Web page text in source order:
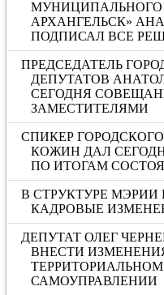
МУНИЦИПАЛЬНОГО
АРХАНГЕЛЬСК»
ПОДПИСАЛ ВСЕ
ПРЕДСЕДАТЕЛЬ
ДЕПУТАТОВ
СЕГОДНЯ
ЗАМЕСТИТЕЛЯМИ
СПИКЕР
КОЖИН ДАЛ
ПО ИТОГАМ
В СТРУКТУРЕ МЭРИИ
КАДРОВЫЕ
ДЕПУТАТ ОЛЕГ
ВНЕСТИ
САМОУПРАВЛЕНИИ